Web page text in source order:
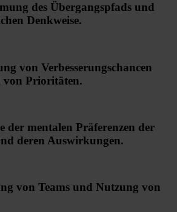
des Übergangspfads und
Denkweise.
von Verbesserungschancen
von Prioritäten.
der mentalen Präferenzen der
deren Auswirkungen.
von Teams und Nutzung von